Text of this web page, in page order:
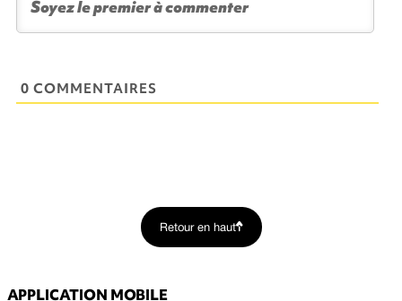
0 COMMENTAIRES
Retour en haut
APPLICATION MOBILE